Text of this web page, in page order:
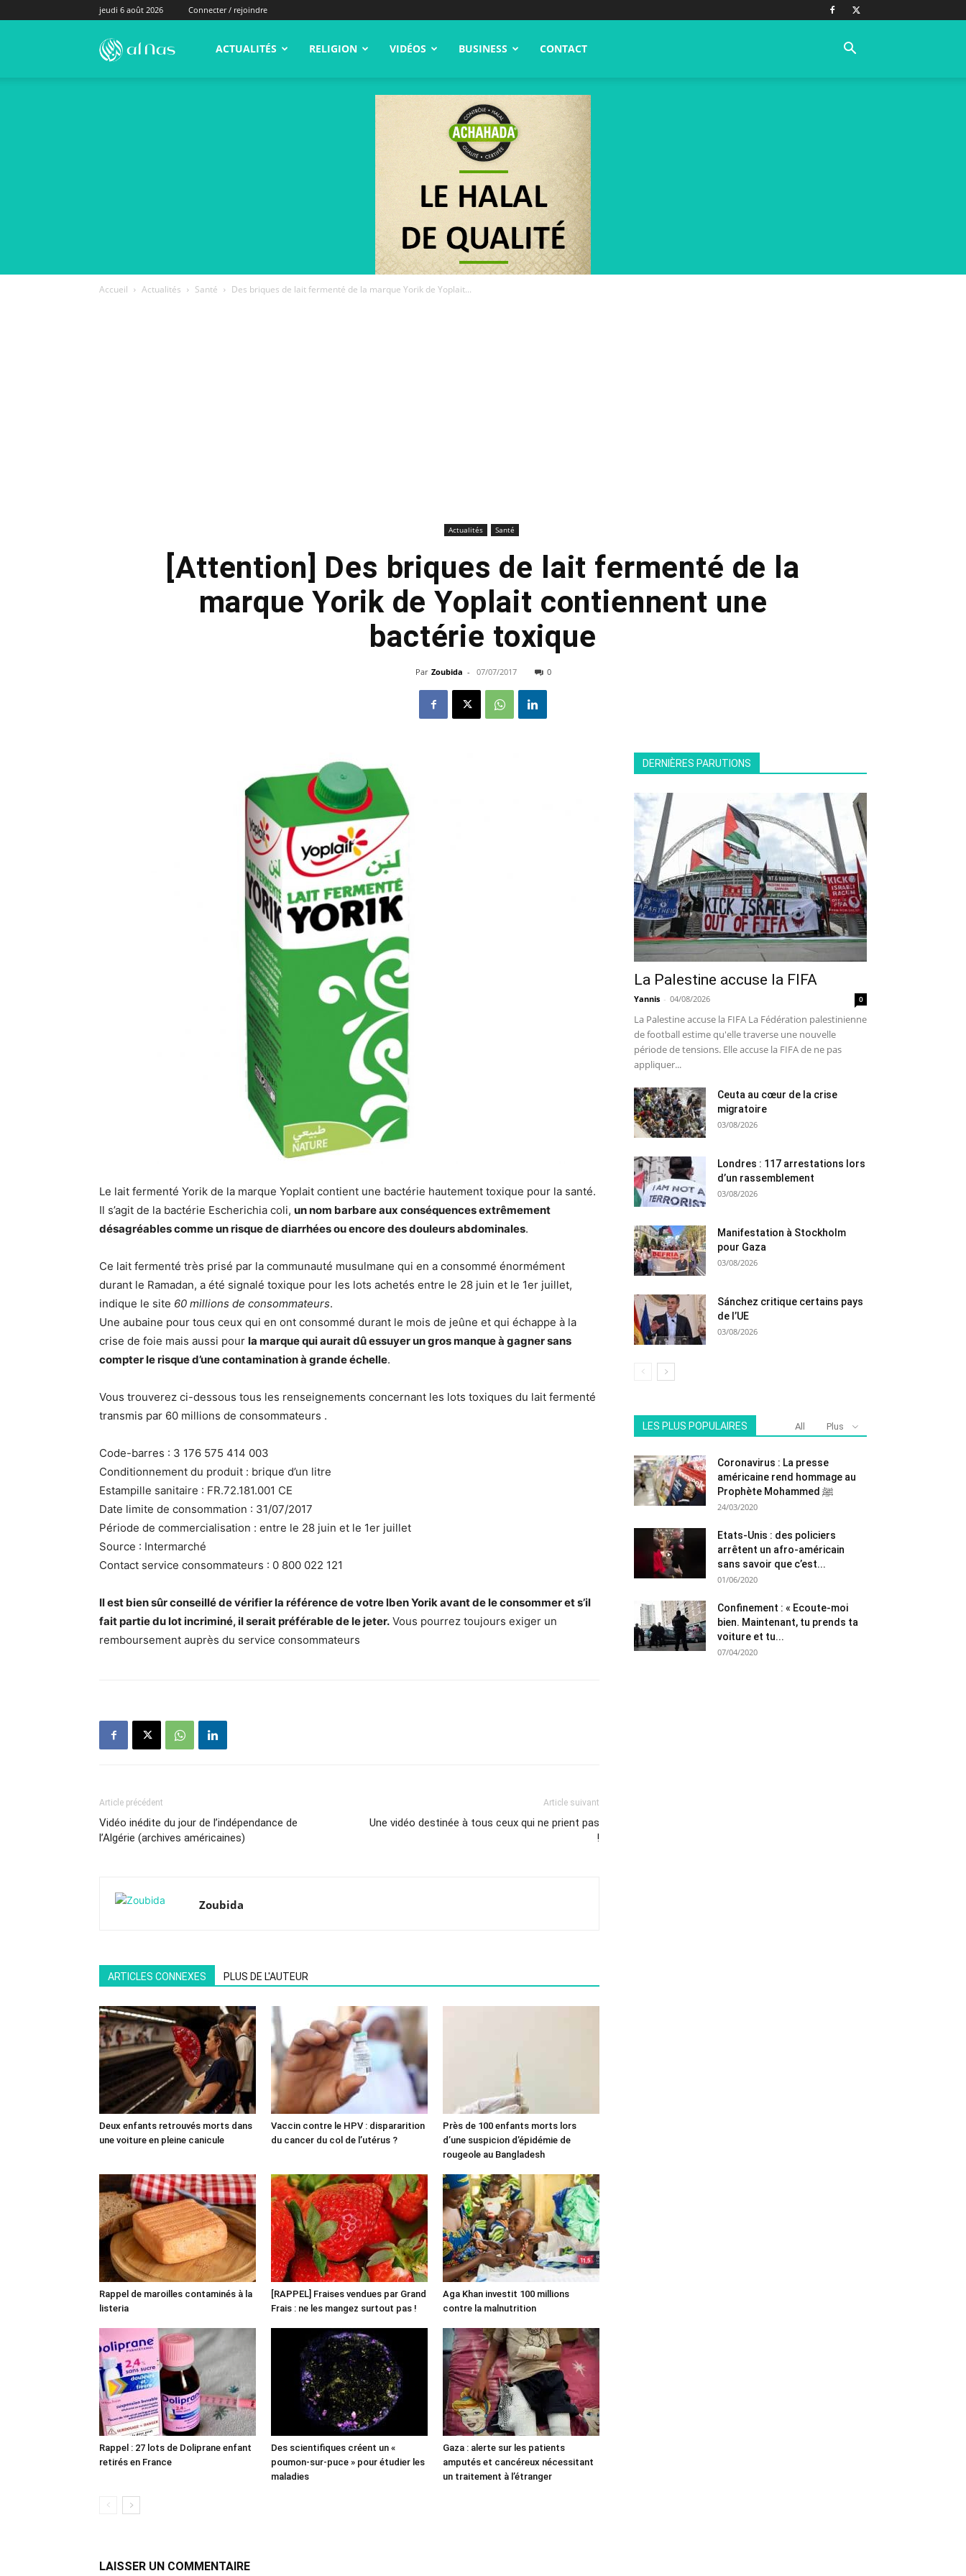
jeudi 6 août 2026 Connecter / rejoindre
alNas.fr ACTUALITÉS RELIGION VIDÉOS BUSINESS CONTACT
Accueil Actualités Santé Des briques de lait fermenté de la marque Yorik de Yoplait...
Actualités Santé
[Attention] Des briques de lait fermenté de la
marque Yorik de Yoplait contiennent une
bactérie toxique
Par Zoubida - 07/07/2017 0
Le lait fermenté Yorik de la marque Yoplait contient une bactérie hautement toxique pour la santé.
Il s’agit de la bactérie Escherichia coli, un nom barbare aux conséquences extrêmement
désagréables comme un risque de diarrhées ou encore des douleurs abdominales.
Ce lait fermenté très prisé par la communauté musulmane qui en a consommé énormément
durant le Ramadan, a été signalé toxique pour les lots achetés entre le 28 juin et le 1er juillet,
indique le site 60 millions de consommateurs.
Une aubaine pour tous ceux qui en ont consommé durant le mois de jeûne et qui échappe à la
crise de foie mais aussi pour la marque qui aurait dû essuyer un gros manque à gagner sans
compter le risque d’une contamination à grande échelle.
Vous trouverez ci-dessous tous les renseignements concernant les lots toxiques du lait fermenté
transmis par 60 millions de consommateurs .
Code-barres : 3 176 575 414 003
Conditionnement du produit : brique d’un litre
Estampille sanitaire : FR.72.181.001 CE
Date limite de consommation : 31/07/2017
Période de commercialisation : entre le 28 juin et le 1er juillet
Source : Intermarché
Contact service consommateurs : 0 800 022 121
Il est bien sûr conseillé de vérifier la référence de votre lben Yorik avant de le consommer et s’il
fait partie du lot incriminé, il serait préférable de le jeter. Vous pourrez toujours exiger un
remboursement auprès du service consommateurs
Article précédent
Vidéo inédite du jour de l’indépendance de
l’Algérie (archives américaines)
Article suivant
Une vidéo destinée à tous ceux qui ne prient pas
!
Zoubida
ARTICLES CONNEXES PLUS DE L'AUTEUR
Deux enfants retrouvés morts dans
une voiture en pleine canicule
Vaccin contre le HPV : dispararition
du cancer du col de l’utérus ?
Près de 100 enfants morts lors
d’une suspicion d’épidémie de
rougeole au Bangladesh
Rappel de maroilles contaminés à la
listeria
[RAPPEL] Fraises vendues par Grand
Frais : ne les mangez surtout pas !
Aga Khan investit 100 millions
contre la malnutrition
Rappel : 27 lots de Doliprane enfant
retirés en France
Des scientifiques créent un «
poumon-sur-puce » pour étudier les
maladies
Gaza : alerte sur les patients
amputés et cancéreux nécessitant
un traitement à l’étranger
LAISSER UN COMMENTAIRE
DERNIÈRES PARUTIONS
La Palestine accuse la FIFA
Yannis - 04/08/2026 0
La Palestine accuse la FIFA La Fédération palestinienne
de football estime qu'elle traverse une nouvelle
période de tensions. Elle accuse la FIFA de ne pas
appliquer...
Ceuta au cœur de la crise
migratoire
03/08/2026
Londres : 117 arrestations lors
d’un rassemblement
03/08/2026
Manifestation à Stockholm
pour Gaza
03/08/2026
Sánchez critique certains pays
de l’UE
03/08/2026
LES PLUS POPULAIRES All Plus
Coronavirus : La presse
américaine rend hommage au
Prophète Mohammed ﷺ
24/03/2020
Etats-Unis : des policiers
arrêtent un afro-américain
sans savoir que c’est...
01/06/2020
Confinement : « Ecoute-moi
bien. Maintenant, tu prends ta
voiture et tu...
07/04/2020